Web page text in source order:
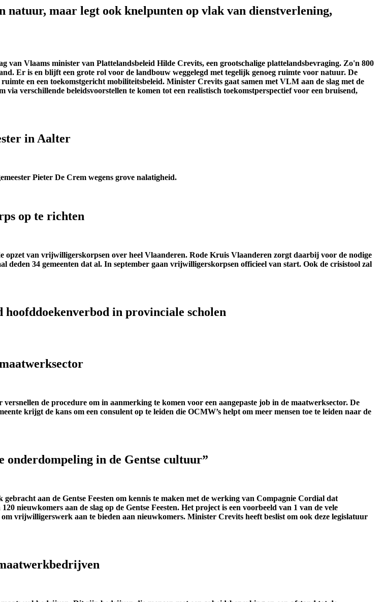
maar legt ook knelpunten op vlak van dienstverlening,
Vlaams minister van Plattelandsbeleid Hilde Crevits, een grootschalige plattelandsbevraging. Zo'n 800
Er is en blijft een grote rol voor de landbouw weggelegd met tegelijk genoeg ruimte voor natuur. De
en een toekomstgericht mobiliteitsbeleid. Minister Crevits gaat samen met VLM aan de slag met de
verschillende beleidsvoorstellen te komen tot een realistisch toekomstperspectief voor een bruisend,
in Aalter
Pieter De Crem wegens grove nalatigheid.
op te richten
van vrijwilligerskorpsen over heel Vlaanderen. Rode Kruis Vlaanderen zorgt daarbij voor de nodige
34 gemeenten dat al. In september gaan vrijwilligerskorpsen officieel van start. Ook de crisistool zal
in provinciale scholen
de procedure om in aanmerking te komen voor een aangepaste job in de maatwerksector. De
krijgt de kans om een consulent op te leiden die OCMW’s helpt om meer mensen toe te leiden naar de
onderdompeling in de Gentse cultuur”
aan de Gentse Feesten om kennis te maken met de werking van Compagnie Cordial dat
nieuwkomers aan de slag op de Gentse Feesten. Het project is een voorbeeld van 1 van de vele
vrijwilligerswerk aan te bieden aan nieuwkomers. Minister Crevits heeft beslist om ook deze legislatuur